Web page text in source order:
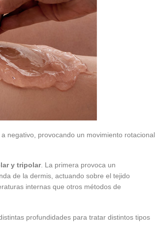
negativo, provocando un movimiento rotacional
y tripolar. La primera provoca un
de la dermis, actuando sobre el tejido
internas que otros métodos de
profundidades para tratar distintos tipos